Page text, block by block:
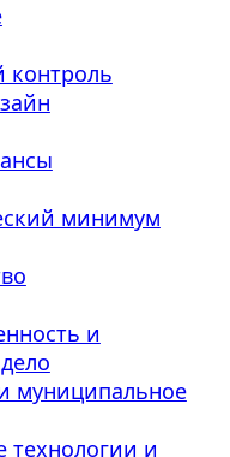
контроль
минимум
и
муниципальное
и